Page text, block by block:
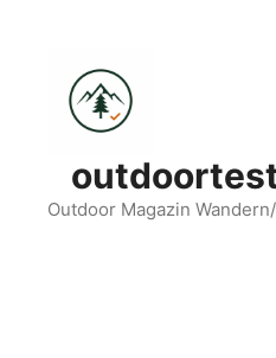
springen
Outdoor Magazin